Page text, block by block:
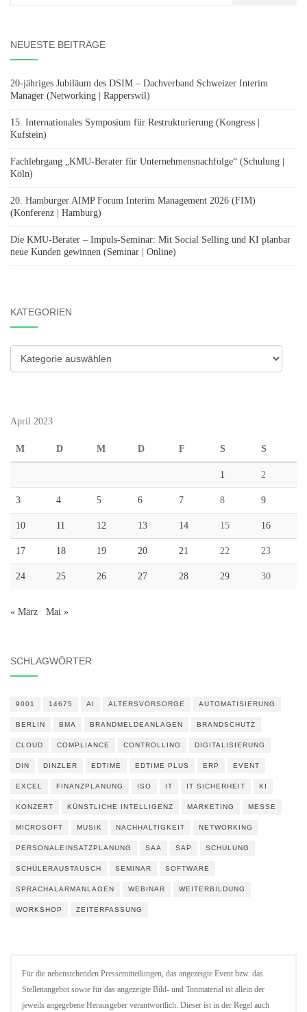
NEUESTE BEITRÄGE
20-jähriges Jubiläum des DSIM – Dachverband Schweizer Interim
Manager (Networking | Rapperswil)
15. Internationales Symposium für Restrukturierung (Kongress |
Kufstein)
Fachlehrgang „KMU-Berater für Unternehmensnachfolge“ (Schulung |
Köln)
20. Hamburger AIMP Forum Interim Management 2026 (FIM)
(Konferenz | Hamburg)
Die KMU-Berater – Impuls-Seminar: Mit Social Selling und KI planbar
neue Kunden gewinnen (Seminar | Online)
KATEGORIEN
Kategorien
April 2023
M D M D F S S
1 2
3 4 5 6 7 8 9
10 11 12 13 14 15 16
17 18 19 20 21 22 23
24 25 26 27 28 29 30
« März Mai »
SCHLAGWÖRTER
9001 14675 AI ALTERSVORSORGE AUTOMATISIERUNG
BERLIN BMA BRANDMELDEANLAGEN BRANDSCHUTZ
CLOUD COMPLIANCE CONTROLLING DIGITALISIERUNG
DIN DINZLER EDTIME EDTIME PLUS ERP EVENT
EXCEL FINANZPLANUNG ISO IT IT SICHERHEIT KI
KONZERT KÜNSTLICHE INTELLIGENZ MARKETING MESSE
MICROSOFT MUSIK NACHHALTIGKEIT NETWORKING
PERSONALEINSATZPLANUNG SAA SAP SCHULUNG
SCHÜLERAUSTAUSCH SEMINAR SOFTWARE
SPRACHALARMANLAGEN WEBINAR WEITERBILDUNG
WORKSHOP ZEITERFASSUNG
Für die nebenstehenden Pressemitteilungen, das angezeigte Event bzw. das
Stellenangebot sowie für das angezeigte Bild- und Tonmaterial ist allein der
jeweils angegebene Herausgeber verantwortlich. Dieser ist in der Regel auch